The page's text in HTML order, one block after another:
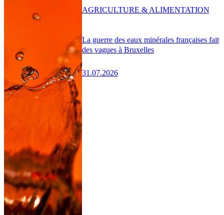
La guerre des eaux minérales françaises fait
des vagues à Bruxelles
31.07.2026
AGRICULTURE & ALIMENTATION